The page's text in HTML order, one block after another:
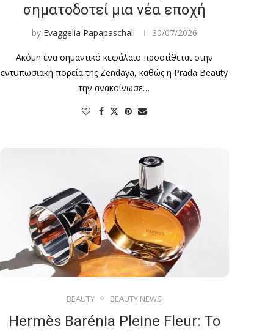
σηματοδοτεί μια νέα εποχή
by Evaggelia Papapaschali 30/07/2026
Ακόμη ένα σημαντικό κεφάλαιο προστίθεται στην
εντυπωσιακή πορεία της Zendaya, καθώς η Prada Beauty
την ανακοίνωσε…
BEAUTY BEAUTY NEWS
Hermès Barénia Pleine Fleur: Το